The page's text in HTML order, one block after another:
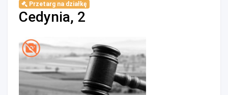
Przetarg na działkę
Cedynia, 2